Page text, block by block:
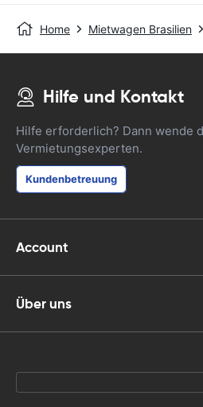
Home Mietwagen Brasilien
Hilfe und Kontakt
Hilfe erforderlich? Dann wende
Vermietungsexperten.
Kundenbetreuung
Account
Über uns